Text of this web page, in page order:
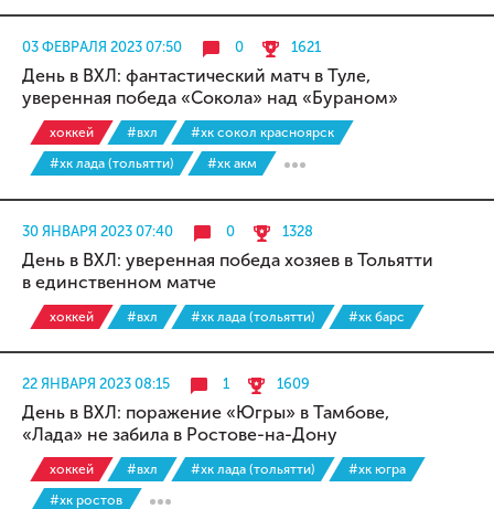
03 ФЕВРАЛЯ 2023 07:50 0 1621
День в ВХЛ: фантастический матч в Туле,
уверенная победа «Сокола» над «Бураном»
хоккей #вхл
#хк сокол красноярск
#хк лада (тольятти)
#хк акм
30 ЯНВАРЯ 2023 07:40 0 1328
День в ВХЛ: уверенная победа хозяев в Тольятти
в единственном матче
хоккей #вхл #хк лада (тольятти) #хк барс
22 ЯНВАРЯ 2023 08:15 1 1609
День в ВХЛ: поражение «Югры» в Тамбове,
«Лада» не забила в Ростове-на-Дону
хоккей #вхл #хк лада (тольятти)
#хк югра
#хк ростов